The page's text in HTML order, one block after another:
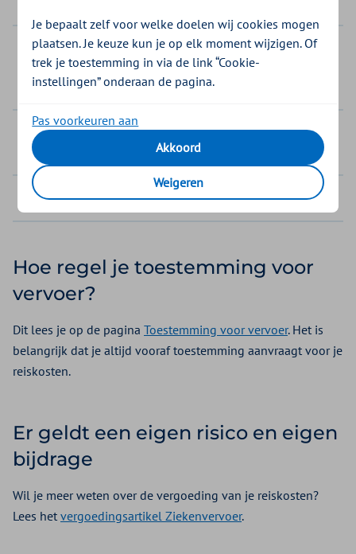
Stap 1: Krijg je de behandeling (waar je
vervoer voor nodig hebt) vergoed uit de
basisverzekering?
Stap 2: Hoelang, hoe ver en hoe vaak reis
Stap 3: Bereken je vergoeding
Hoe regel je toestemming voor
vervoer?
Dit lees je op de pagina Toestemming voor vervoer. Het is
belangrijk dat je altijd vooraf toestemming aanvraagt voor je
reiskosten.
Er geldt een eigen risico en eigen
bijdrage
Wil je meer weten over de vergoeding van je reiskosten?
Lees het vergoedingsartikel Ziekenvervoer.
Je bepaalt zelf voor welke doelen wij cookies mogen
plaatsen. Je keuze kun je op elk moment wijzigen. Of
trek je toestemming in via de link “Cookie-
instellingen” onderaan de pagina.
Pas voorkeuren aan
Akkoord
Weigeren